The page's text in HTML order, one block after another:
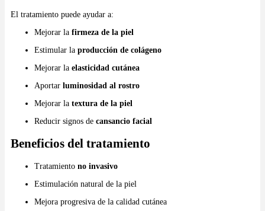
El tratamiento puede ayudar a:
Mejorar la firmeza de la piel
Estimular la producción de colágeno
Mejorar la elasticidad cutánea
Aportar luminosidad al rostro
Mejorar la textura de la piel
Reducir signos de cansancio facial
Beneficios del tratamiento
Tratamiento no invasivo
Estimulación natural de la piel
Mejora progresiva de la calidad cutánea